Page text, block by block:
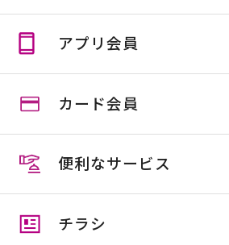
アプリ会員
ログイン
新規登録
スマイルカード会員の方
スマイルカード会員で
アプリ会員とは
カード会員
スマイルカード
スマイルビジネスカード
カンセキカード
便利なサービス
スマイル便
チラシ